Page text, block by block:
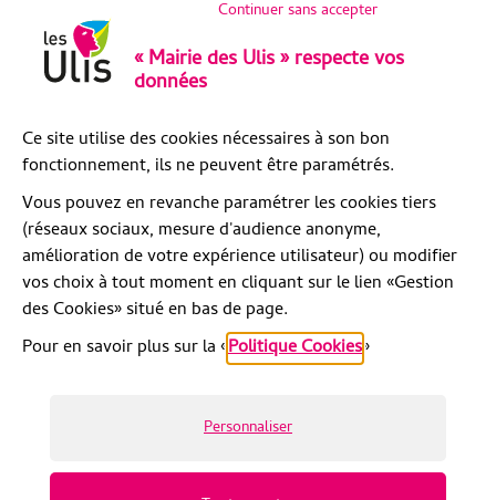
« Mairie des Ulis » respecte vos
données
Ce site utilise des cookies nécessaires à son bon
fonctionnement, ils ne peuvent être paramétrés.
Vous pouvez en revanche paramétrer les cookies tiers
(réseaux sociaux, mesure d'audience anonyme,
amélioration de votre expérience utilisateur) ou modifier
vos choix à tout moment en cliquant sur le lien «Gestion
des Cookies» situé en bas de page.
Pour en savoir plus sur la «Politique Cookies»
Personnaliser
Continuer sans accepter
© Artifica
Politique de confidentialité
Gestion des cookies
Espace presse